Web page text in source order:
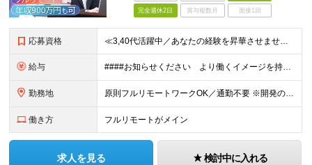
完全週休2日 賞与複数月 面接1回
応募資格 ≪3,40代活躍中／あなたの経験を昇華させませんか？≫ ◆Webアプリケーションの開発経験をお持ちの方（年数不問） ◆大卒以上 ◆英語での日常会話ができる方 ★求める人物像 ・指示待ちではなく、0→
給与 ####お知らせください より働くイメージを持てるよう、給与の書き分けは可能でしょうか。 （例） ・開発経験5年の方 年俸●●万円 ・要件定義、詳細設計の経験が5年以上の方 年俸●●万円 など 年
勤務地 原則フルリモートワークOK／通勤不要 ※開発の熱量を共有するため、出社できる範囲にお住まいの方を想定。 ※年2～3回の海外出張あり。 ◆オフィス 東京都港区高輪3丁目25-29 Ave.Takan
働き方 フルリモートがメイン
求人を見る 検討中に入れる